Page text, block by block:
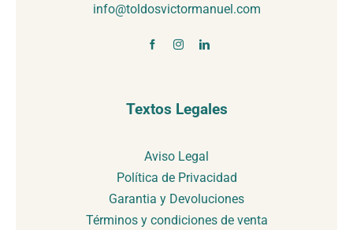
Textos Legales
Aviso Legal
Política de Privacidad
Garantia y Devoluciones
Términos y condiciones de venta
info@toldosvictormanuel.com